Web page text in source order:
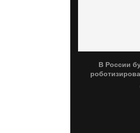
В России